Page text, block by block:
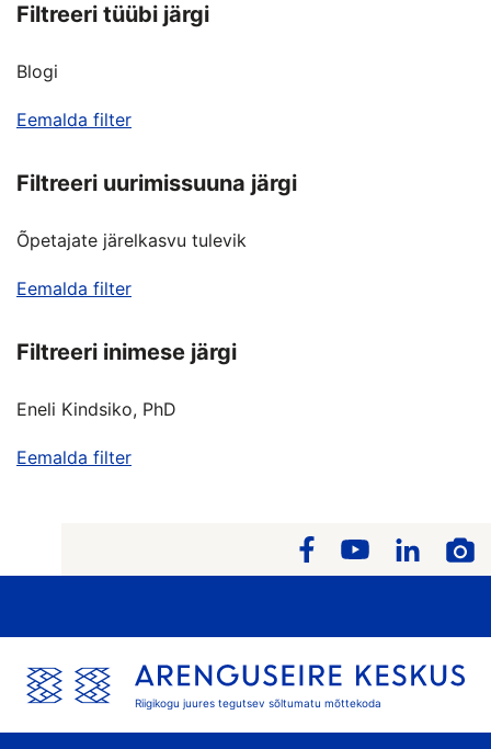
Filtreeri tüübi järgi
Blogi
Eemalda filter
Filtreeri uurimissuuna järgi
Õpetajate järelkasvu tulevik
Eemalda filter
Filtreeri inimese järgi
Eneli Kindsiko, PhD
Eemalda filter
Riigikogu juures tegutsev sõltumatu mõttekoda